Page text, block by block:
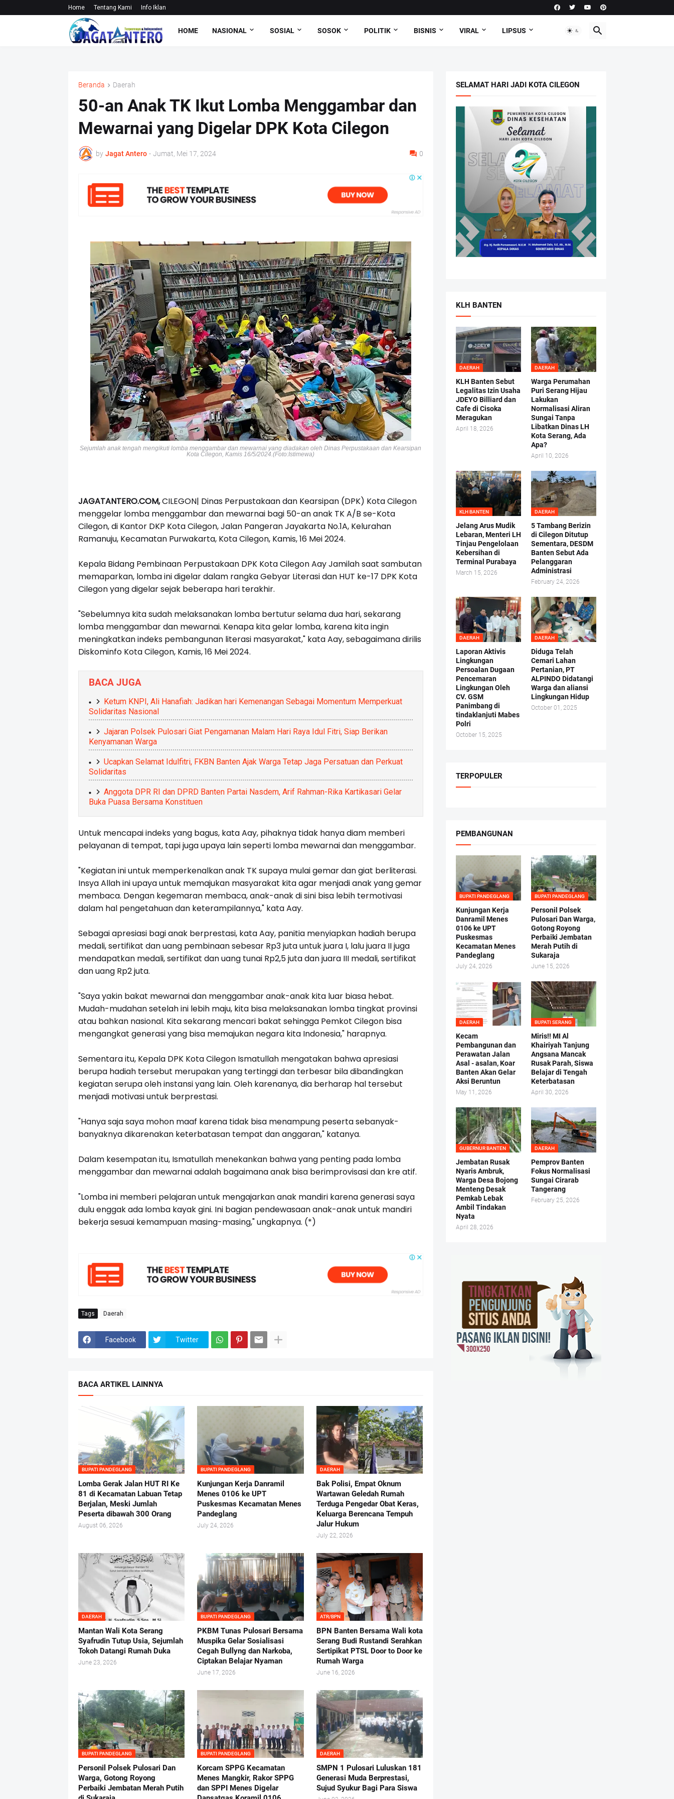
Home Tentang Kami Info Iklan
HOME NASIONAL SOSIAL SOSOK POLITIK BISNIS VIRAL LIPSUS
Beranda Daerah
50-an Anak TK Ikut Lomba Menggambar dan
Mewarnai yang Digelar DPK Kota Cilegon
by Jagat Antero - Jumat, Mei 17, 2024 0
Sejumlah anak tengah mengikuti lomba menggambar dan mewarnai yang diadakan oleh Dinas Perpustakaan dan Kearsipan
Kota Cilegon, Kamis 16/5/2024.(Foto:Istimewa)
JAGATANTERO.COM,CILEGON| Dinas Perpustakaan dan Kearsipan (DPK) Kota Cilegon
menggelar lomba menggambar dan mewarnai bagi 50-an anak TK A/B se-Kota
Cilegon, di Kantor DKP Kota Cilegon, Jalan Pangeran Jayakarta No.1A, Kelurahan
Ramanuju, Kecamatan Purwakarta, Kota Cilegon, Kamis, 16 Mei 2024.
Kepala Bidang Pembinaan Perpustakaan DPK Kota Cilegon Aay Jamilah saat sambutan
memaparkan, lomba ini digelar dalam rangka Gebyar Literasi dan HUT ke-17 DPK Kota
Cilegon yang digelar sejak beberapa hari terakhir.
"Sebelumnya kita sudah melaksanakan lomba bertutur selama dua hari, sekarang
lomba menggambar dan mewarnai. Kenapa kita gelar lomba, karena kita ingin
meningkatkan indeks pembangunan literasi masyarakat," kata Aay, sebagaimana dirilis
Diskominfo Kota Cilegon, Kamis, 16 Mei 2024.
BACA JUGA
Ketum KNPI, Ali Hanafiah: Jadikan hari Kemenangan Sebagai Momentum Memperkuat
Solidaritas Nasional
Jajaran Polsek Pulosari Giat Pengamanan Malam Hari Raya Idul Fitri, Siap Berikan
Kenyamanan Warga
Ucapkan Selamat Idulfitri, FKBN Banten Ajak Warga Tetap Jaga Persatuan dan Perkuat
Solidaritas
Anggota DPR RI dan DPRD Banten Partai Nasdem, Arif Rahman-Rika Kartikasari Gelar
Buka Puasa Bersama Konstituen
Untuk mencapai indeks yang bagus, kata Aay, pihaknya tidak hanya diam memberi
pelayanan di tempat, tapi juga upaya lain seperti lomba mewarnai dan menggambar.
"Kegiatan ini untuk memperkenalkan anak TK supaya mulai gemar dan giat berliterasi.
Insya Allah ini upaya untuk memajukan masyarakat kita agar menjadi anak yang gemar
membaca. Dengan kegemaran membaca, anak-anak di sini bisa lebih termotivasi
dalam hal pengetahuan dan keterampilannya," kata Aay.
Sebagai apresiasi bagi anak berprestasi, kata Aay, panitia menyiapkan hadiah berupa
medali, sertifikat dan uang pembinaan sebesar Rp3 juta untuk juara I, lalu juara II juga
mendapatkan medali, sertifikat dan uang tunai Rp2,5 juta dan juara III medali, sertifikat
dan uang Rp2 juta.
"Saya yakin bakat mewarnai dan menggambar anak-anak kita luar biasa hebat.
Mudah-mudahan setelah ini lebih maju, kita bisa melaksanakan lomba tingkat provinsi
atau bahkan nasional. Kita sekarang mencari bakat sehingga Pemkot Cilegon bisa
mengangkat generasi yang bisa memajukan negara kita Indonesia," harapnya.
Sementara itu, Kepala DPK Kota Cilegon Ismatullah mengatakan bahwa apresiasi
berupa hadiah tersebut merupakan yang tertinggi dan terbesar bila dibandingkan
kegiatan serupa oleh instansi yang lain. Oleh karenanya, dia berharap hal tersebut
menjadi motivasi untuk berprestasi.
"Hanya saja saya mohon maaf karena tidak bisa menampung peserta sebanyak-
banyaknya dikarenakan keterbatasan tempat dan anggaran," katanya.
Dalam kesempatan itu, Ismatullah menekankan bahwa yang penting pada lomba
menggambar dan mewarnai adalah bagaimana anak bisa berimprovisasi dan kre atif.
"Lomba ini memberi pelajaran untuk mengajarkan anak mandiri karena generasi saya
dulu enggak ada lomba kayak gini. Ini bagian pendewasaan anak-anak untuk mandiri
bekerja sesuai kemampuan masing-masing," ungkapnya. (*)
Tags Daerah
Facebook Twitter
BACA ARTIKEL LAINNYA
BUPATI PANDEGLANG
Lomba Gerak Jalan HUT RI Ke
81 di Kecamatan Labuan Tetap
Berjalan, Meski Jumlah
Peserta dibawah 300 Orang
August 06, 2026
BUPATI PANDEGLANG
Kunjungan Kerja Danramil
Menes 0106 ke UPT
Puskesmas Kecamatan Menes
Pandeglang
July 24, 2026
DAERAH
Bak Polisi, Empat Oknum
Wartawan Geledah Rumah
Terduga Pengedar Obat Keras,
Keluarga Berencana Tempuh
Jalur Hukum
July 22, 2026
DAERAH
Mantan Wali Kota Serang
Syafrudin Tutup Usia, Sejumlah
Tokoh Datangi Rumah Duka
June 23, 2026
BUPATI PANDEGLANG
PKBM Tunas Pulosari Bersama
Muspika Gelar Sosialisasi
Cegah Bullyng dan Narkoba,
Ciptakan Belajar Nyaman
June 17, 2026
ATR/BPN
BPN Banten Bersama Wali kota
Serang Budi Rustandi Serahkan
Sertipikat PTSL Door to Door ke
Rumah Warga
June 16, 2026
BUPATI PANDEGLANG
Personil Polsek Pulosari Dan
Warga, Gotong Royong
Perbaiki Jembatan Merah Putih
BUPATI PANDEGLANG
Korcam SPPG Kecamatan
Menes Mangkir, Rakor SPPG
dan SPPI Menes Digelar
DAERAH
SMPN 1 Pulosari Luluskan 181
Generasi Muda Berprestasi,
Sujud Syukur Bagi Para Siswa
SELAMAT HARI JADI KOTA CILEGON
KLH BANTEN
DAERAH
KLH Banten Sebut
Legalitas Izin Usaha
JDEYO Billiard dan
Cafe di Cisoka
Meragukan
April 18, 2026
DAERAH
Warga Perumahan
Puri Serang Hijau
Lakukan
Normalisasi Aliran
Sungai Tanpa
Libatkan Dinas LH
Kota Serang, Ada
Apa?
April 10, 2026
KLH BANTEN
Jelang Arus Mudik
Lebaran, Menteri LH
Tinjau Pengelolaan
Kebersihan di
Terminal Purabaya
March 15, 2026
DAERAH
5 Tambang Berizin
di Cilegon Ditutup
Sementara, DESDM
Banten Sebut Ada
Pelanggaran
Administrasi
February 24, 2026
DAERAH
Laporan Aktivis
Lingkungan
Persoalan Dugaan
Pencemaran
Lingkungan Oleh
CV. GSM
Panimbang di
tindaklanjuti Mabes
Polri
October 15, 2025
DAERAH
Diduga Telah
Cemari Lahan
Pertanian, PT
ALPINDO Didatangi
Warga dan aliansi
Lingkungan Hidup
October 01, 2025
TERPOPULER
PEMBANGUNAN
BUPATI PANDEGLANG
Kunjungan Kerja
Danramil Menes
0106 ke UPT
Puskesmas
Kecamatan Menes
Pandeglang
July 24, 2026
BUPATI PANDEGLANG
Personil Polsek
Pulosari Dan Warga,
Gotong Royong
Perbaiki Jembatan
Merah Putih di
Sukaraja
June 15, 2026
DAERAH
Kecam
Pembangunan dan
Perawatan Jalan
Asal - asalan, Koar
Banten Akan Gelar
Aksi Beruntun
May 11, 2026
BUPATI SERANG
Miris!! MI Al
Khairiyah Tanjung
Angsana Mancak
Rusak Parah, Siswa
Belajar di Tengah
Keterbatasan
April 30, 2026
GUBERNUR BANTEN
Jembatan Rusak
Nyaris Ambruk,
Warga Desa Bojong
Menteng Desak
Pemkab Lebak
Ambil Tindakan
Nyata
April 28, 2026
DAERAH
Pemprov Banten
Fokus Normalisasi
Sungai Cirarab
Tangerang
February 25, 2026